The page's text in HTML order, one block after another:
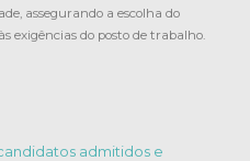
assegurando a escolha do
exigências do posto de trabalho.
admitidos e